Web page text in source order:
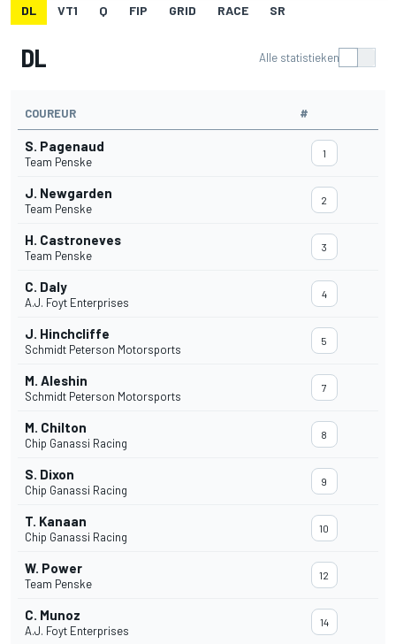
DL VT1 Q FIP GRID RACE SR
DL Alle statistieken
COUREUR #
S. Pagenaud
Team Penske
1
J. Newgarden
Team Penske
2
H. Castroneves
Team Penske
3
C. Daly
A.J. Foyt Enterprises
4
J. Hinchcliffe
Schmidt Peterson Motorsports
5
M. Aleshin
Schmidt Peterson Motorsports
7
M. Chilton
Chip Ganassi Racing
8
S. Dixon
Chip Ganassi Racing
9
T. Kanaan
Chip Ganassi Racing
10
W. Power
Team Penske
12
C. Munoz
A.J. Foyt Enterprises
14